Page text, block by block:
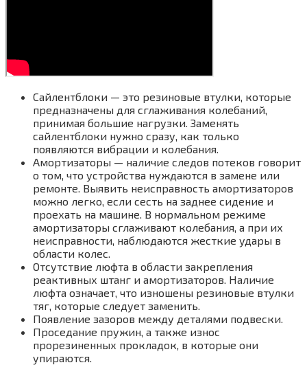
Сайлентблоки — это резиновые втулки, которые
предназначены для сглаживания колебаний,
принимая большие нагрузки. Заменять
сайлентблоки нужно сразу, как только
появляются вибрации и колебания.
Амортизаторы — наличие следов потеков говорит
о том, что устройства нуждаются в замене или
ремонте. Выявить неисправность амортизаторов
можно легко, если сесть на заднее сидение и
проехать на машине. В нормальном режиме
амортизаторы сглаживают колебания, а при их
неисправности, наблюдаются жесткие удары в
области колес.
Отсутствие люфта в области закрепления
реактивных штанг и амортизаторов. Наличие
люфта означает, что изношены резиновые втулки
тяг, которые следует заменить.
Появление зазоров между деталями подвески.
Проседание пружин, а также износ
прорезиненных прокладок, в которые они
упираются.